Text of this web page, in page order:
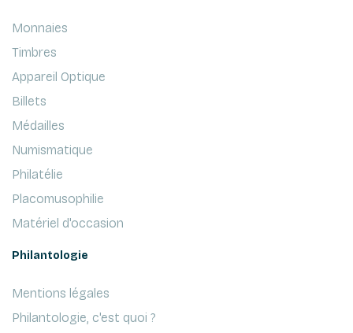
Monnaies
Timbres
Appareil Optique
Billets
Médailles
Numismatique
Philatélie
Placomusophilie
Matériel d'occasion
Philantologie
Mentions légales
Philantologie, c'est quoi ?